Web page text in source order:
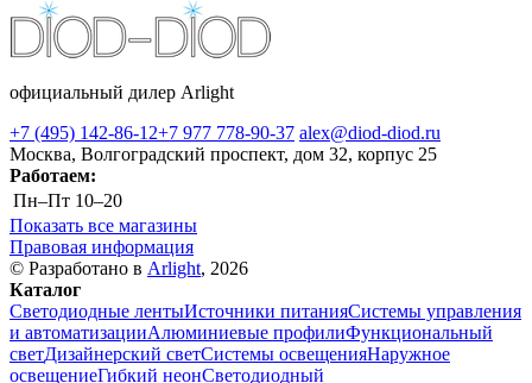
официальный дилер Arlight
+7 (495) 142-86-12+7 977 778-90-37 alex@diod-diod.ru
Москва, Волгоградский проспект, дом 32, корпус 25
Работаем:
Пн–Пт 10–20
Показать все магазины
Правовая информация
© Разработано в Arlight, 2026
Каталог
Светодиодные лентыИсточники питанияСистемы управления
и автоматизацииАлюминиевые профилиФункциональный
светДизайнерский светСистемы освещенияНаружное
освещениеГибкий неонСветодиодный